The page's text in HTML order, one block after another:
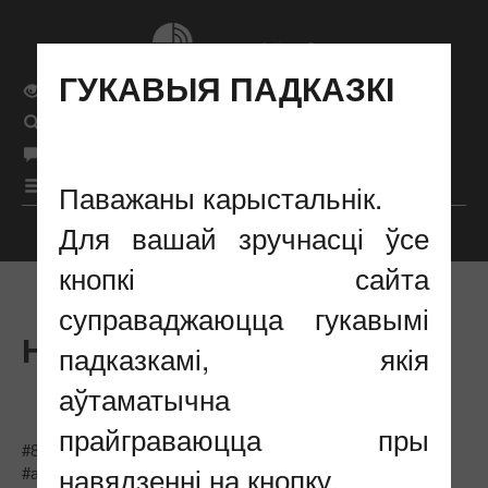
ГУКАВЫЯ ПАДКАЗКІ
Паважаны карыстальнік.
Для вашай зручнасці ўсе
кнопкі сайта
суправаджаюцца гукавымі
падказкамі, якія
аўтаматычна
прайграваюцца пры
навядзенні на кнопку.
Звычайная версія сайта
Меню
Налады адлюстравання
НАВIНЫ : #ПАСЛУГІ
#80_год_Перамогі #TIBO
#аналітыка
#анонс_публікацый
#Беларусь